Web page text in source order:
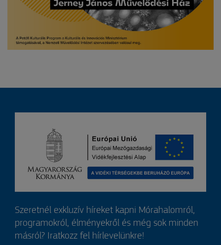
Szeretnél exkluzív híreket kapni Mórahalomról,
programokról, élményekről és még sok minden
másról? Iratkozz fel hírlevelünkre!